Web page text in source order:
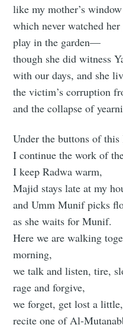
like my mother’s window
which never watched
play in the garden—
though she did witness
with our days, and she
the victim’s corruption
and the collapse of
Under the buttons of
I continue the work of
I keep Radwa warm,
Majid stays late at my
and Umm Munif picks
as she waits for Munif.
Here we are walking
morning,
we talk and listen, tire,
rage and forgive,
we forget, get lost a
recite one of Al-